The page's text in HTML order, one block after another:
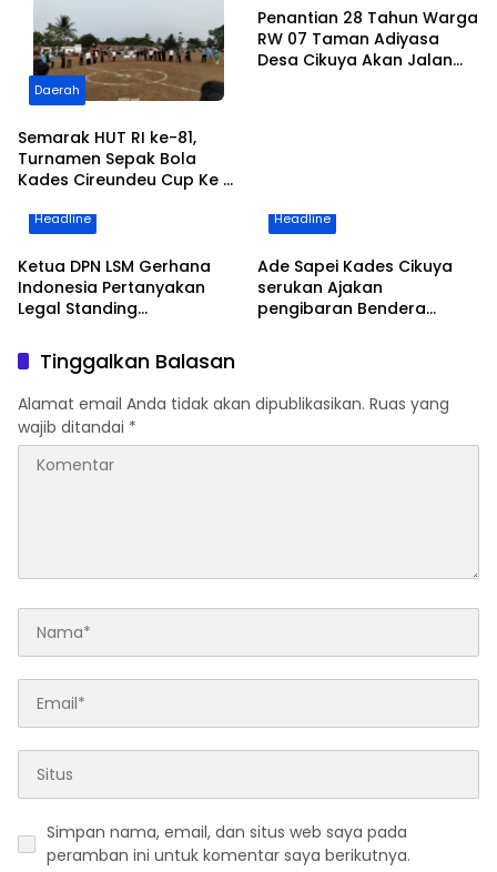
Daerah
Semarak HUT RI ke-81,
Turnamen Sepak Bola
Kades Cireundeu Cup Ke V
Oleh ” LEPSI” di Lapangan
Penantian 28 Tahun Warga
RW 07 Taman Adiyasa
Desa Cikuya Akan Jalan
Headline
Ketua DPN LSM Gerhana
Indonesia Pertanyakan
Legal Standing
Pedagang di Stasiun
Tigaraksa
Headline
Ade Sapei Kades Cikuya
serukan Ajakan
pengibaran Bendera
Perumahan
Tinggalkan Balasan
Alamat email Anda tidak akan dipublikasikan. Ruas yang
wajib ditandai *
Simpan nama, email, dan situs web saya pada
peramban ini untuk komentar saya berikutnya.